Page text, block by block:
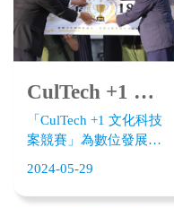
CulTech +1 文化科技競賽起跑 180萬獎金徵創意高手
「CulTech +1 文化科技
案競賽」為數位發展部
要計劃之一，並與嘉義
2024-05-29